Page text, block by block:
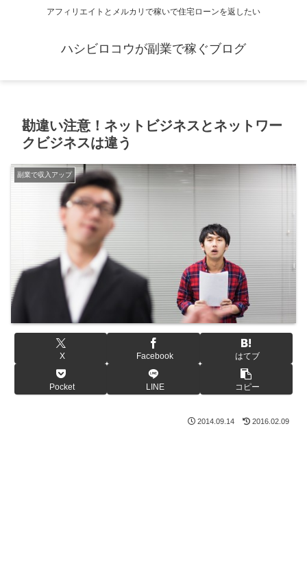
アフィリエイトとメルカリで稼いで住宅ローンを返したい
ハシビロコウが副業で稼ぐブログ
勘違い注意！ネットビジネスとネットワー
クビジネスは違う
副業で収入アップ
X Facebook はてブ
Pocket LINE コピー
2014.09.14 2016.02.09